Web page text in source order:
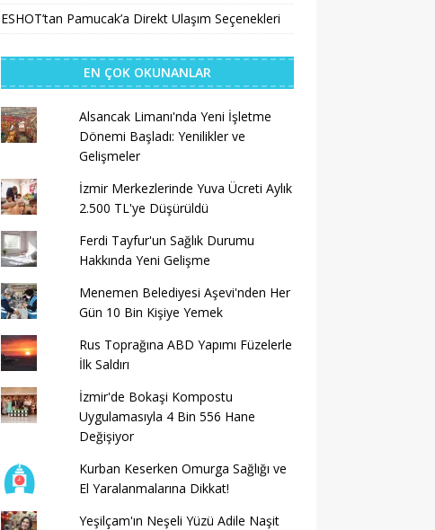
ESHOT’tan Pamucak’a Direkt Ulaşım Seçenekleri
EN ÇOK OKUNANLAR
Alsancak Limanı'nda Yeni İşletme
Dönemi Başladı: Yenilikler ve
Gelişmeler
İzmir Merkezlerinde Yuva Ücreti Aylık
2.500 TL'ye Düşürüldü
Ferdi Tayfur'un Sağlık Durumu
Hakkında Yeni Gelişme
Menemen Belediyesi Aşevi'nden Her
Gün 10 Bin Kişiye Yemek
Rus Toprağına ABD Yapımı Füzelerle
İlk Saldırı
İzmir'de Bokaşi Kompostu
Uygulamasıyla 4 Bin 556 Hane
Değişiyor
Kurban Keserken Omurga Sağlığı ve
El Yaralanmalarına Dikkat!
Yeşilçam'ın Neşeli Yüzü Adile Naşit